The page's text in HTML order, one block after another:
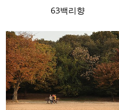
63백리향